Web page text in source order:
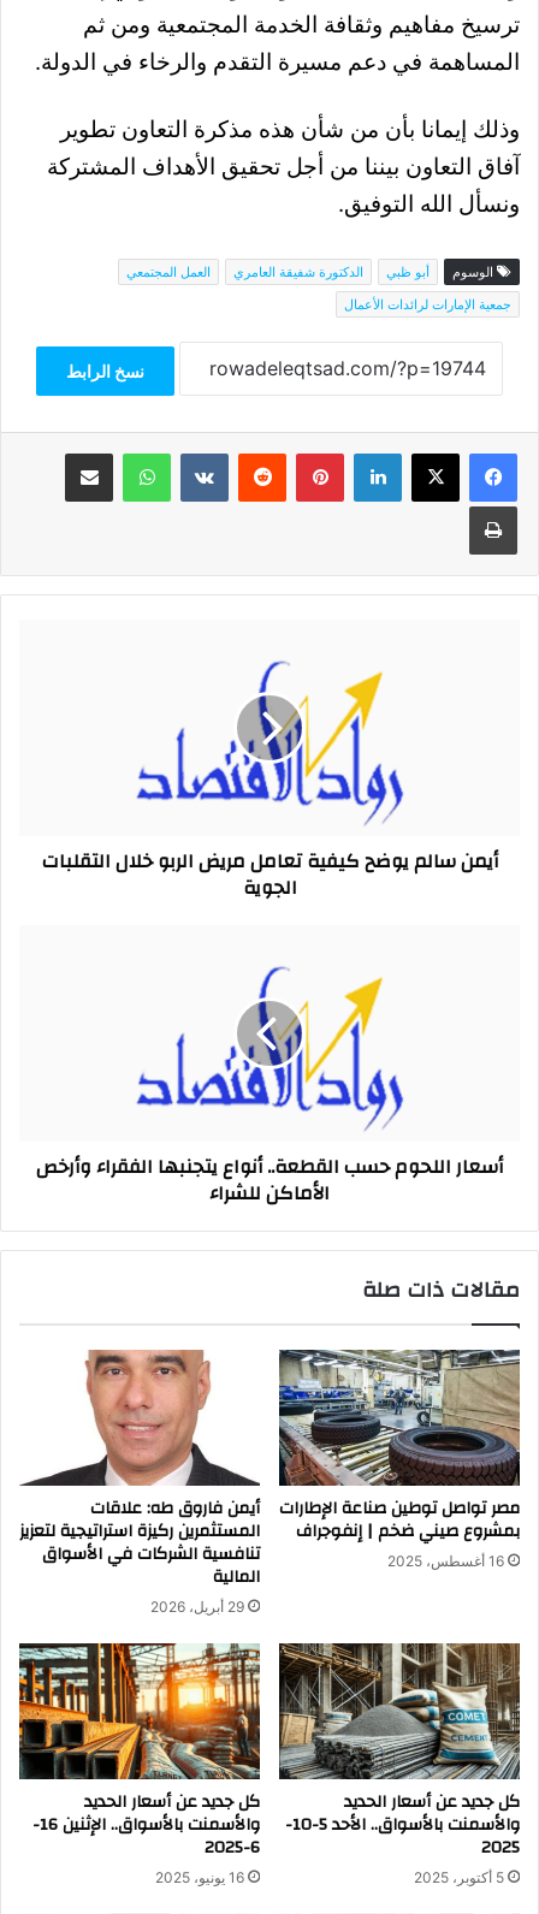
ترسيخ مفاهيم وثقافة الخدمة المجتمعية ومن ثم
المساهمة في دعم مسيرة التقدم والرخاء في الدولة.
وذلك إيمانا بأن من شأن هذه مذكرة التعاون تطوير
آفاق التعاون بيننا من أجل تحقيق الأهداف المشتركة
ونسأل الله التوفيق.
الوسوم أبو ظبي الدكتورة شفيقة العامري
العمل المجتمعي
جمعية الإمارات لرائدات الأعمال
نسخ الرابط
فيسبوك‫X لينكدإن بينتيريست واتساب مشاركة عبر البريد
طباعة
الجوية
أيمن سالم يوضح كيفية تعامل مريض الربو خلال التقلبات
الجوية
للشراء
أسعار اللحوم حسب القطعة.. أنواع يتجنبها الفقراء وأرخص
الأماكن للشراء
مقالات ذات صلة
مصر تواصل توطين صناعة الإطارات
بمشروع صيني ضخم | إنفوجراف
16 أغسطس، 2025
أيمن فاروق طه: علاقات
المستثمرين ركيزة استراتيجية لتعزيز
تنافسية الشركات في الأسواق
المالية
29 أبريل، 2026
كل جديد عن أسعار الحديد
والأسمنت بالأسواق.. الأحد 5-10-
2025
5 أكتوبر، 2025
كل جديد عن أسعار الحديد
والأسمنت بالأسواق.. الإثنين 16-
6-2025
16 يونيو، 2025